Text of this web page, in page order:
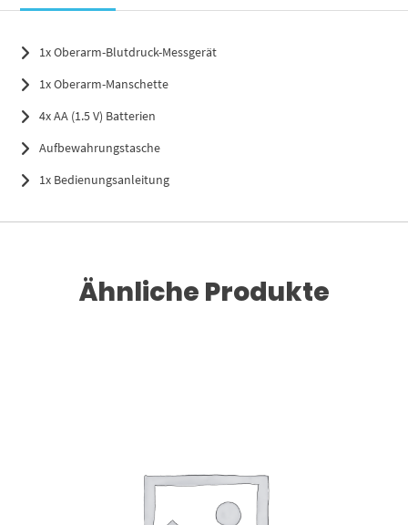
1x Oberarm-Blutdruck-Messgerät
1x Oberarm-Manschette
4x AA (1.5 V) Batterien
Aufbewahrungstasche
1x Bedienungsanleitung
Ähnliche Produkte